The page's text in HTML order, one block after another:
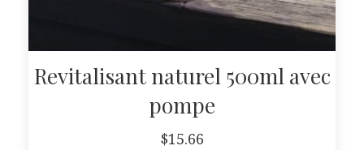
Revitalisant naturel 500ml avec
pompe
$15.66